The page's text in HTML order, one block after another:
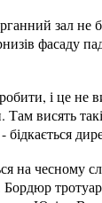
зал не
фасаду
і це не
Там висять
на чесному